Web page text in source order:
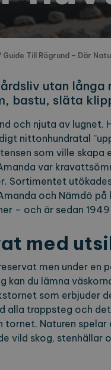
Guide Till Rögrund – Där
utan långa
bastu, släta
och njuta av lugnet.
nittonhundratal
som ville
var
Sortimentet
och Nämdö
– och är sedan
med
men under
kan du lämna
som erbjuder
alla trappsteg och
tornet. Naturen spelar
vild skog, stenhällar